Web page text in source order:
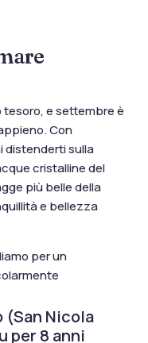
tesoro, e settembre è
Con
distenderti sulla
cristalline del
più belle della
e bellezza
per un
(San Nicola
per 8 anni